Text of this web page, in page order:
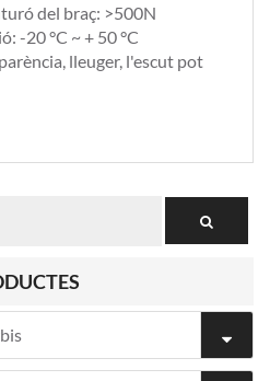
del braç: >500N
-20 °C ~ + 50 °C
lleuger, l'escut pot